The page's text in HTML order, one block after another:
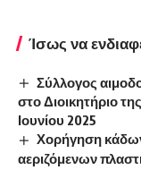
Ίσως να
Σύλλογος
στο Διοικητήριο
Ιουνίου 2025
Χορήγηση
αεριζόμενων